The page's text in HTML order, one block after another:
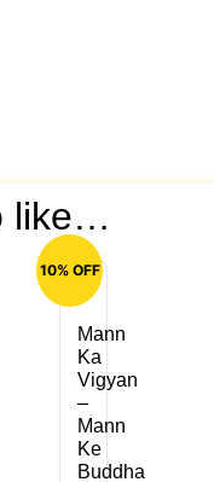
like…
10% OFF
Mann
Ka
Vigyan
–
Mann
Ke
Buddha